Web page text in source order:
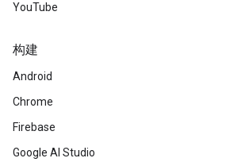
YouTube
构建
Android
Chrome
Firebase
Google AI Studio